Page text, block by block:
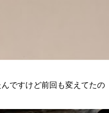
ですけど前回も変えてたの